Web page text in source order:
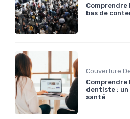
Comprendre
bas de
dentiste :
santé